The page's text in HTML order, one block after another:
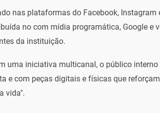
nas plataformas do Facebook, Instagram
no com mídia programática, Google e
da instituição.
uma iniciativa multicanal, o público
e com peças digitais e físicas que
vida".